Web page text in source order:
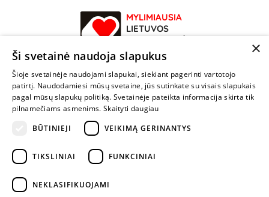
MYLIMIAUSIA
LIETUVOS
ELEKTRONINĖ
PARDUOTUVĖ
NENUSTOK
ŽAISTI
+370 600 84088
info@fantazijos.lt
×
Ši svetainė naudoja slapukus
Šioje svetainėje naudojami slapukai, siekiant pagerinti vartotojo
patirtį. Naudodamiesi mūsų svetaine, jūs sutinkate su visais slapukais
pagal mūsų slapukų politiką. Svetainėje pateikta informacija skirta tik
pilnamečiams asmenims. Skaityti daugiau
BŪTINIEJI
VEIKIMĄ GERINANTYS
TIKSLINIAI FUNKCINIAI
NEKLASIFIKUOJAMI